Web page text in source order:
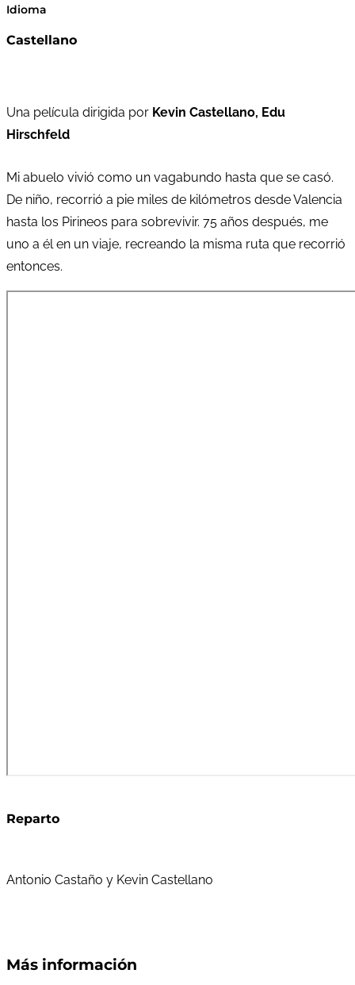
Idioma
Castellano
Una película dirigida por Kevin Castellano, Edu
Hirschfeld
Mi abuelo vivió como un vagabundo hasta que se casó.
De niño, recorrió a pie miles de kilómetros desde Valencia
hasta los Pirineos para sobrevivir. 75 años después, me
uno a él en un viaje, recreando la misma ruta que recorrió
entonces.
Reparto
Antonio Castaño y Kevin Castellano
Más información